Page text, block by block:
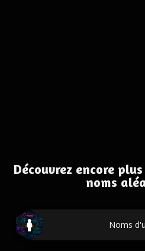
Découvrez encore
noms
Noms